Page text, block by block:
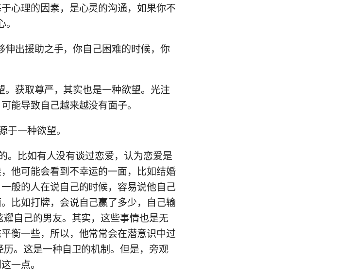
心理的因素，是心灵的沟通，如果你不
伸出援助之手，你自己困难的时候，你
。获取尊严，其实也是一种欲望。光注
能导致自己越来越没有面子。
一种欲望。
。比如有人没有谈过恋爱，认为恋爱是
他可能会看到不幸运的一面，比如结婚
般的人在说自己的时候，容易说他自己
比如打牌，会说自己赢了多少，自己输
自己的男友。其实，这些事情也是无
衡一些，所以，他常常会在潜意识中过
。这是一种自卫的机制。但是，旁观
一点。